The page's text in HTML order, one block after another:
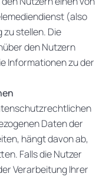
(also
stellen. Die
den Nutzern
Informationen zu der
Daten der
hängt davon ab,
Falls die Nutzer
Verarbeitung Ihrer